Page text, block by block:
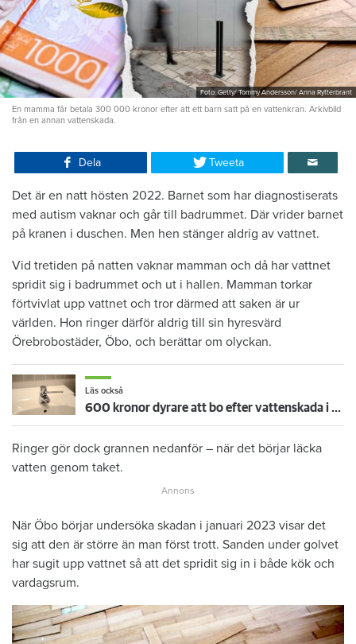
Foto: Getty/ Tommy Andersson/ Anna Rytterbrant
En mamma får betala 300 000 kronor efter att ett barn satt på en vattenkran. Arkivbild
från en annan vattenskada.
Dela Tweeta
Det är en natt hösten 2022. Barnet som har diagnostiserats
med autism vaknar och går till badrummet. Där vrider barnet
på kranen i duschen. Men hen stänger aldrig av vattnet.
Vid tretiden på natten vaknar mamman och då har vattnet
spridit sig i badrummet och ut i hallen. Mamman torkar
förtvivlat upp vattnet och tror därmed att saken är ur
världen. Hon ringer därför aldrig till sin hyresvärd
Örebrobostäder, Öbo, och berättar om olyckan.
Läs också
600 kronor dyrare att bo efter vattenskada i Varberg
Ringer gör dock grannen nedanför – när det börjar läcka
vatten genom taket.
När Öbo börjar undersöka skadan i januari 2023 visar det
sig att den är större än man först trott. Sanden under golvet
har sugit upp vattnet så att det spridit sig in i både kök och
vardagsrum.